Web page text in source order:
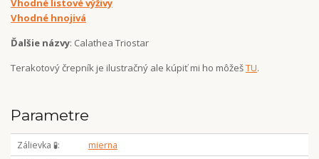
Vhodné hnojivá
Ďalšie názvy: Calathea Triostar
Terakotový črepník je ilustračný ale kúpiť mi ho môžešTU.
Parametre
Zálievka 🧪
mierna